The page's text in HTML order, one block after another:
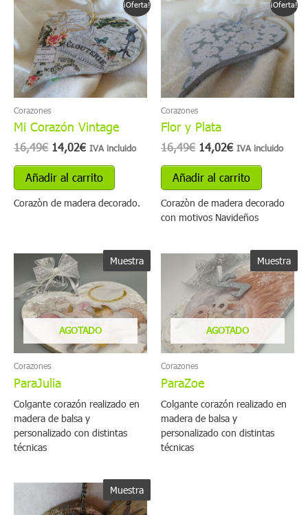
¡Oferta!
Corazones
Mi Corazón Vintage
16,49€
El
precio
original
era:
16,49€.
14,02€
El
precio
actual
es:
14,02€.
IVA incluido
Añadir al carrito
Corazòn de madera decorado.
¡Oferta!
Corazones
Flor y Plata
16,49€
precio
original
era:
16,49€.
14,02€
El
precio
actual
es:
14,02€.
IVA incluido
Añadir al carrito
Corazòn de madera decorado
con motivos Navideños
Muestra
AGOTADO
Corazones
ParaJulia
Colgante corazón realizado en
madera de balsa y
personalizado con distintas
técnicas
Muestra
AGOTADO
Corazones
ParaZoe
Colgante corazón realizado en
madera de balsa y
personalizado con distintas
técnicas
Muestra